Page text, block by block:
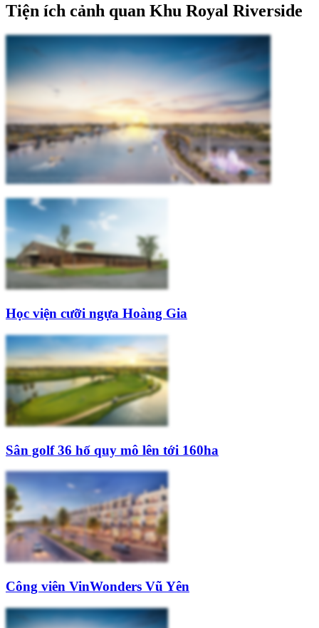
Tiện ích cảnh quan Khu Royal Riverside
Học viện cưỡi ngựa Hoàng Gia
Sân golf 36 hố quy mô lên tới 160ha
Công viên VinWonders Vũ Yên